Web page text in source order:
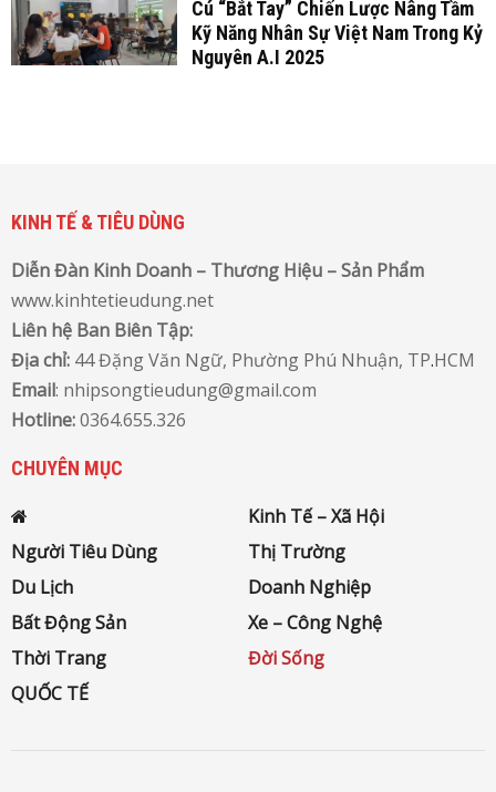
Cú “Bắt Tay” Chiến Lược Nâng Tầm
Kỹ Năng Nhân Sự Việt Nam Trong Kỷ
Nguyên A.I 2025
KINH TẾ & TIÊU DÙNG
Diễn Đàn Kinh Doanh – Thương Hiệu – Sản Phẩm
www.kinhtetieudung.net
Liên hệ Ban Biên Tập:
Địa chỉ: 44 Đặng Văn Ngữ, Phường Phú Nhuận, TP.HCM
Email: nhipsongtieudung@gmail.com
Hotline:0364.655.326
CHUYÊN MỤC
Kinh Tế – Xã Hội
Người Tiêu Dùng
Thị Trường
Du Lịch
Doanh Nghiệp
Bất Động Sản
Xe – Công Nghệ
Thời Trang
Đời Sống
QUỐC TẾ